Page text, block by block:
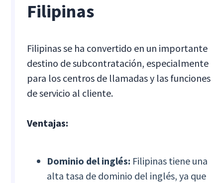
Filipinas
Filipinas se ha convertido en un importante
destino de subcontratación, especialmente
para los centros de llamadas y las funciones
de servicio al cliente.
Ventajas:
Dominio del inglés: Filipinas tiene una
alta tasa de dominio del inglés, ya que